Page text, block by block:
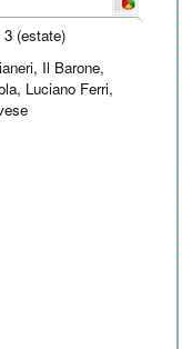
(estate)
Il Barone,
Luciano Ferri,